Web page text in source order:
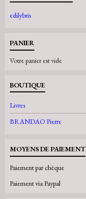
edilybris
PANIER
Votre panier est vide
BOUTIQUE
Livres
BRANDAO Pierre
MOYENS DE PAIEMENT
Paiement par chèque
Paiement via Paypal